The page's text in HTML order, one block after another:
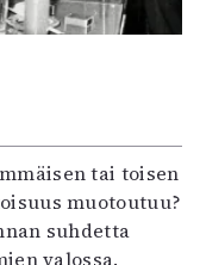
tai toisen
muotoutuu?
suhdetta
valossa.